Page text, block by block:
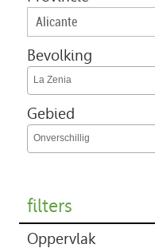
Alicante
Bevolking
La Zenia
Gebied
Onverschillig
filters
Oppervlak